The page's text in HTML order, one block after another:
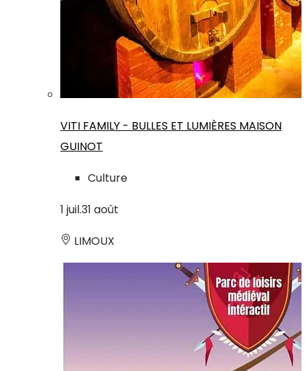
VITI FAMILY - BULLES ET LUMIÈRES MAISON
GUINOT
Culture
1 juil.31 août
LIMOUX